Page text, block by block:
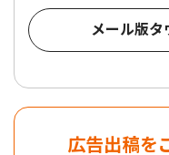
メール版タ
広告出稿を